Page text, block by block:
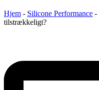
Hjem - Silicone Performance -
tilstrækkeligt?